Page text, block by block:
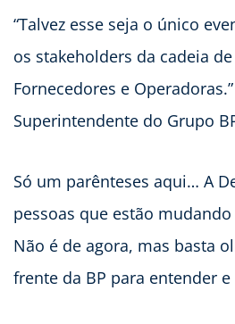
“Talvez esse seja o único
os stakeholders da cadeia
Fornecedores e
Superintendente do Grupo
Só um parênteses aqui… A
pessoas que estão
Não é de agora, mas basta
frente da BP para entender